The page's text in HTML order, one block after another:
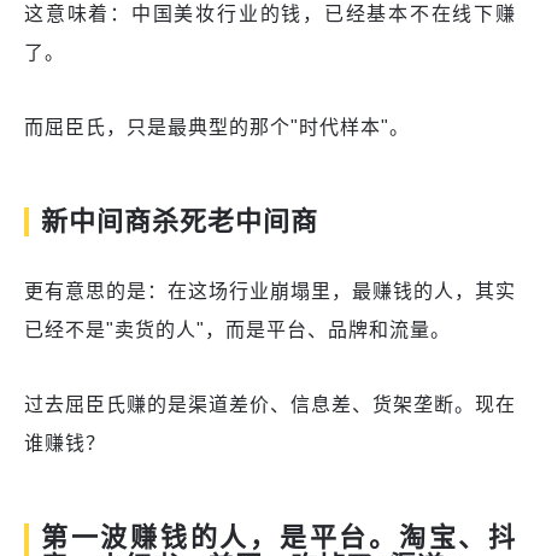
这意味着：中国美妆行业的钱，已经基本不在线下赚
了。
而屈臣氏，只是最典型的那个"时代样本"。
新中间商杀死老中间商
更有意思的是：在这场行业崩塌里，最赚钱的人，其实
已经不是"卖货的人"，而是平台、品牌和流量。
过去屈臣氏赚的是渠道差价、信息差、货架垄断。现在
谁赚钱？
第一波赚钱的人，是平台。淘宝、抖